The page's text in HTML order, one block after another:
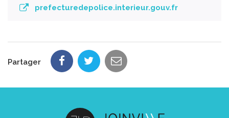
prefecturedepolice.interieur.gouv.fr
Partager